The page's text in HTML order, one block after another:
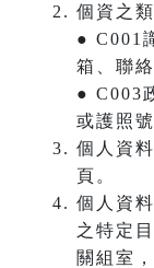
個資之類
● C001
箱、聯
● C003
或護照
個人資
頁。
個人資
之特定
關組室